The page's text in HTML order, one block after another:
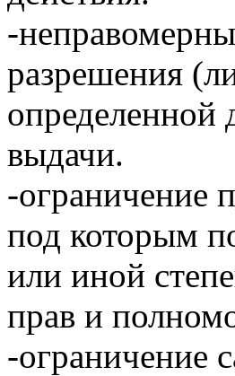
-
разрешения
определенной
выдачи.
-ограничение
под которым
или иной
прав и
-ограничение